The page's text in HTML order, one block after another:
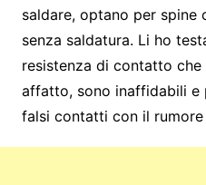
saldare, optano per spine
senza saldatura. Li ho
resistenza di contatto
affatto, sono inaffidabili e
falsi contatti con il